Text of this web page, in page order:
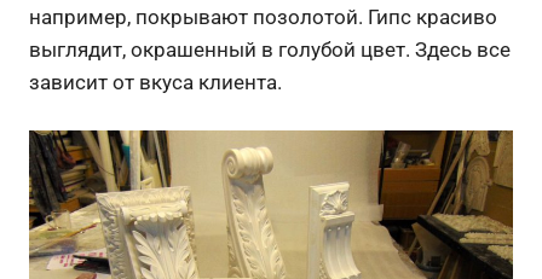
например, покрывают позолотой. Гипс красиво
выглядит, окрашенный в голубой цвет. Здесь все
зависит от вкуса клиента.